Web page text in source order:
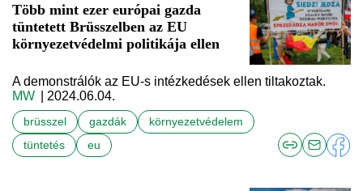
Több mint ezer európai gazda
tüntetett Brüsszelben az EU
környezetvédelmi politikája ellen
A demonstrálók az EU-s intézkedések ellen tiltakoztak.
MW
| 2024.06.04.
brüsszel gazdák
környezetvédelem
tüntetés
eu